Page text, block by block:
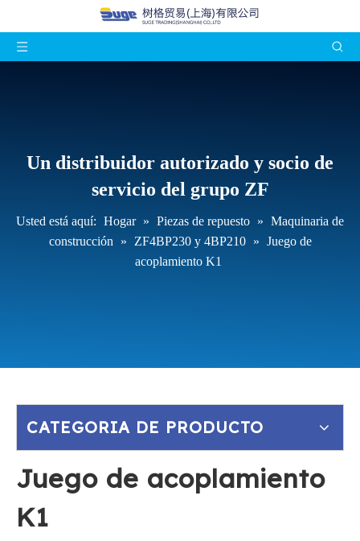
Un distribuidor autorizado y socio de
servicio del grupo ZF
Usted está aquí: Hogar » Piezas de repuesto » Maquinaria de
construcción
» ZF4BP230 y 4BP210 » Juego de
acoplamiento K1
CATEGORIA DE PRODUCTO
Juego de acoplamiento
K1